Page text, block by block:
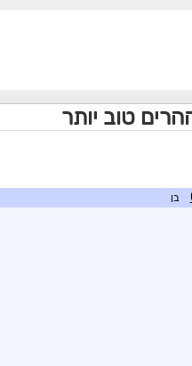
טוב יותר
בן